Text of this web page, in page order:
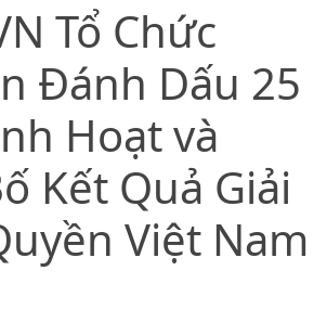
Tổ Chức
Đánh Dấu 25
Hoạt và
Kết Quả Giải
Việt Nam